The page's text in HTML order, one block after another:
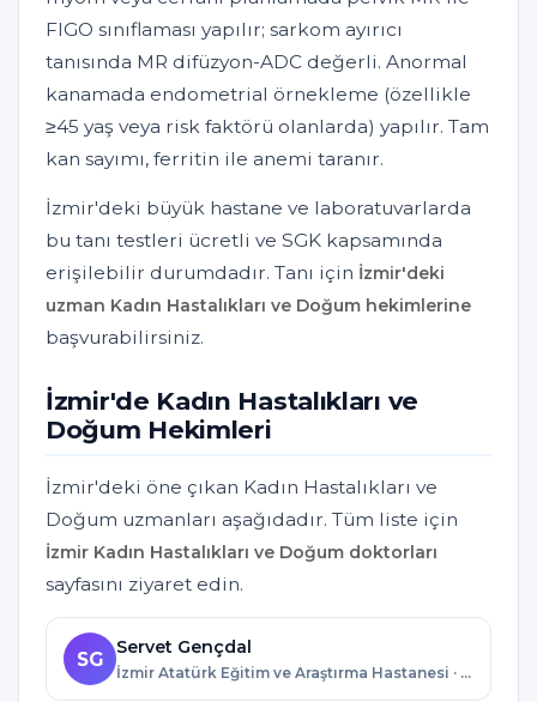
FIGO sınıflaması yapılır; sarkom ayırıcı
tanısında MR difüzyon-ADC değerli. Anormal
kanamada endometrial örnekleme (özellikle
≥45 yaş veya risk faktörü olanlarda) yapılır. Tam
kan sayımı, ferritin ile anemi taranır.
İzmir'deki büyük hastane ve laboratuvarlarda
bu tanı testleri ücretli ve SGK kapsamında
erişilebilir durumdadır. Tanı için İzmir'deki
uzman Kadın Hastalıkları ve Doğum hekimlerine
başvurabilirsiniz.
İzmir'de Kadın Hastalıkları ve
Doğum Hekimleri
İzmir'deki öne çıkan Kadın Hastalıkları ve
Doğum uzmanları aşağıdadır. Tüm liste için
İzmir Kadın Hastalıkları ve Doğum doktorları
sayfasını ziyaret edin.
SG
Servet Gençdal
İzmir Atatürk Eğitim ve Araştırma Hastanesi · İzmir